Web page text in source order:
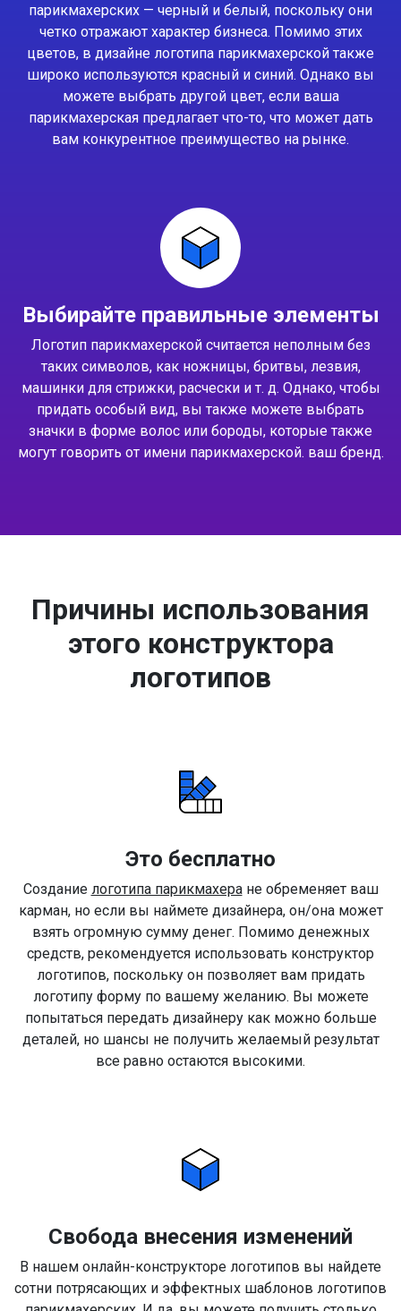
парикмахерских — черный и белый, поскольку они
четко отражают характер бизнеса. Помимо этих
цветов, в дизайне логотипа парикмахерской также
широко используются красный и синий. Однако вы
можете выбрать другой цвет, если ваша
парикмахерская предлагает что-то, что может дать
вам конкурентное преимущество на рынке.
Выбирайте правильные элементы
Логотип парикмахерской считается неполным без
таких символов, как ножницы, бритвы, лезвия,
машинки для стрижки, расчески и т. д. Однако, чтобы
придать особый вид, вы также можете выбрать
значки в форме волос или бороды, которые также
могут говорить от имени парикмахерской. ваш бренд.
Причины использования
этого конструктора
логотипов
Это бесплатно
Создание логотипа парикмахеране обременяет ваш
карман, но если вы наймете дизайнера, он/она может
взять огромную сумму денег. Помимо денежных
средств, рекомендуется использовать конструктор
логотипов, поскольку он позволяет вам придать
логотипу форму по вашему желанию. Вы можете
попытаться передать дизайнеру как можно больше
деталей, но шансы не получить желаемый результат
все равно остаются высокими.
Свобода внесения изменений
В нашем онлайн-конструкторе логотипов вы найдете
сотни потрясающих и эффектных шаблонов логотипов